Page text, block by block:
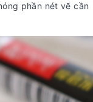
phần nét vẽ cần